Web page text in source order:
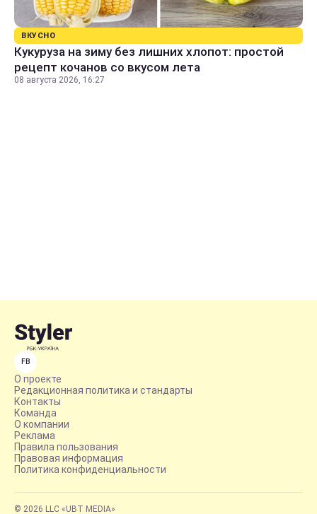
ВКУСНО
Кукуруза на зиму без лишних хлопот: простой
рецепт кочанов со вкусом лета
08 августа 2026, 16:27
FB
О проекте
Редакционная политика и стандарты
Контакты
Команда
О компании
Реклама
Правила пользования
Правовая информация
Политика конфиденциальности
© 2026 LLC «UBT MEDIA»